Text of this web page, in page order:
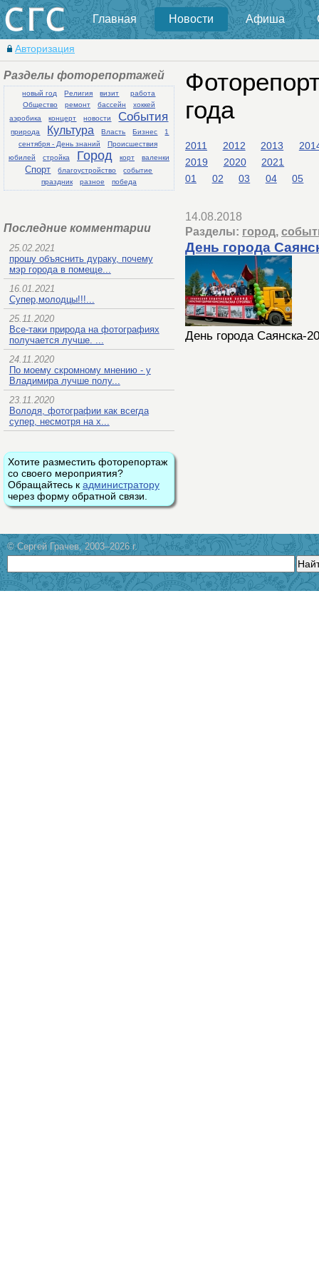
Главная Новости Афиша
Авторизация
Разделы фоторепортажей
новый год Религия визит
работа
Общество
ремонт бассейн
хоккей
аэробика
концерт новости События
природа Культура Власть Бизнес
1
сентября - День знаний
Происшествия
юбилей
стройка Город корт валенки
Спорт благоустройство
событие
праздник
разное победа
Последние комментарии
25.02.2021
прошу объяснить дураку, почему
мэр города в помеще...
16.01.2021
Супер,молодцы!!!...
25.11.2020
Все-таки природа на фотографиях
получается лучше. ...
24.11.2020
По моему скромному мнению - у
Владимира лучше полу...
23.11.2020
Володя, фотографии как всегда
супер, несмотря на х...
Хотите разместить фоторепортаж
со своего мероприятия?
Обращайтесь к администратору
через форму обратной связи.
года
2011 2012 2013
2019
2020
2021
01
02 03 04 05
14.08.2018
Разделы: город,
День города
День города Саянска-
© Сергей Грачев, 2003–2026 г.